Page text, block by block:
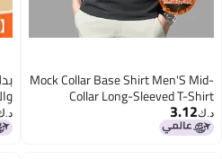
Mock Collar Base Shirt Men'S Mid-
Collar Long-Sleeved T-Shirt
Sweater Scrub Autumn Clothes
Double-Sided Velvet Top Thermal
د.ك‏3.12